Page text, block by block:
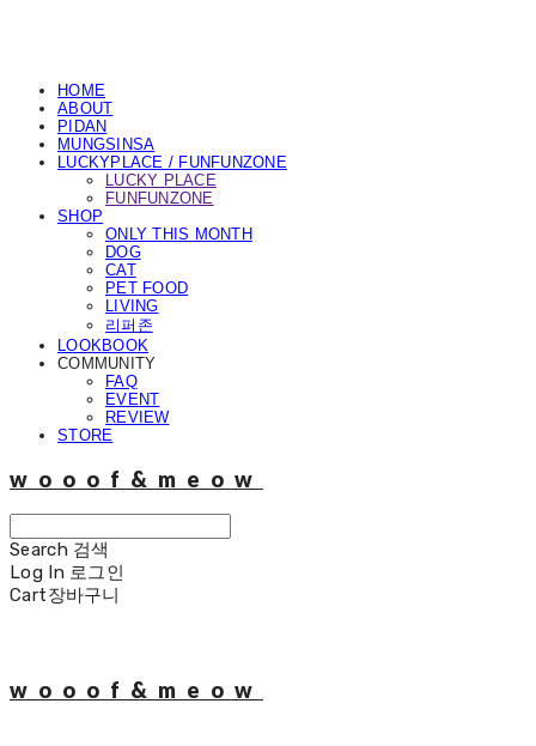
HOME
ABOUT
PIDAN
MUNGSINSA
LUCKYPLACE / FUNFUNZONE
LUCKY PLACE
FUNFUNZONE
SHOP
ONLY THIS MONTH
DOG
CAT
PET FOOD
LIVING
리퍼존
LOOKBOOK
COMMUNITY
FAQ
EVENT
REVIEW
STORE
wooof&meow
Search 검색
Log In 로그인
Cart장바구니
wooof&meow